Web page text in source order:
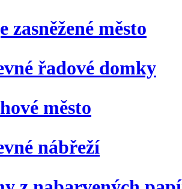
zasněžené město
řadové domky
město
nábřeží